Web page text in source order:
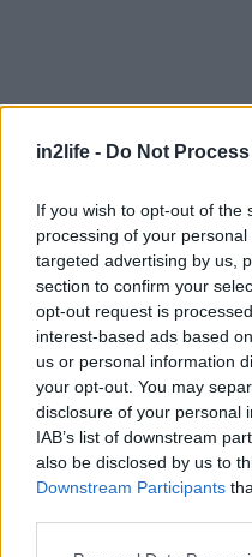
in2life - Do Not
If you wish to opt-out of the
processing of your
targeted advertising by us,
section to confirm your
opt-out request is
interest-based ads based
us or personal information
your opt-out. You may
disclosure of your personal
IAB’s list of downstream
also be disclosed by us to
Downstream Participants
για...